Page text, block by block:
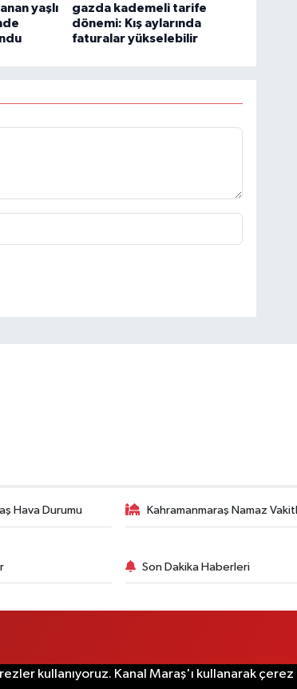
yaşlı
gazda kademeli tarife
dönemi: Kış aylarında
faturalar yükselebilir
Hava Durumu Kahramanmaraş Namaz
Son Dakika Haberleri
kullanıyoruz. Kanal Maraş'ı kullanarak çerez